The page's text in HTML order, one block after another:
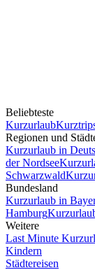
Beliebteste
Kurzurlaub
Regionen und
Kurzurlaub in
der Nordsee
Schwarzwald
Bundesland
Kurzurlaub in
Hamburg
Weitere
Last Minute
Kindern
Städtereisen